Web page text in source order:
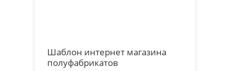
Шаблон интернет магазина
полуфабрикатов